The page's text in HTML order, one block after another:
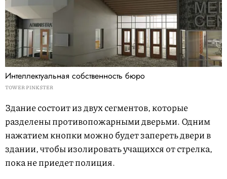
Интеллектуальная собственность бюро
TOWER PINKSTER
Здание состоит из двух сегментов, которые
разделены противопожарными дверьми. Одним
нажатием кнопки можно будет запереть двери в
здании, чтобы изолировать учащихся от стрелка,
пока не приедет полиция.